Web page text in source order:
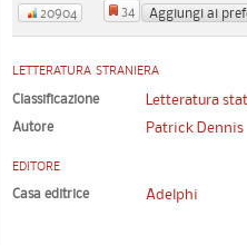
20904 34 Aggiungi ai
LETTERATURA STRANIERA
Classificazione Letteratura
Autore Patrick Dennis
EDITORE
Casa editrice Adelphi